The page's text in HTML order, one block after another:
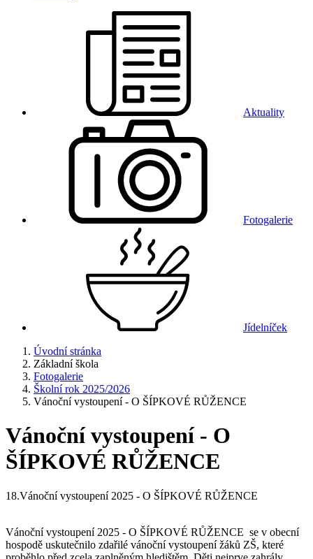
Aktuality
Fotogalerie
Jídelníček
Úvodní stránka
Základní škola
Fotogalerie
Školní rok 2025/2026
Vánoční vystoupení - O ŠÍPKOVÉ RŮŽENCE
Vánoční vystoupení - O
ŠÍPKOVÉ RŮŽENCE
18.Vánoční vystoupení 2025 - O ŠÍPKOVÉ RŮŽENCE
Vánoční vystoupení 2025 - O ŠÍPKOVÉ RŮŽENCE se v obecní
hospodě uskutečnilo zdařilé vánoční vystoupení žáků ZŠ, které